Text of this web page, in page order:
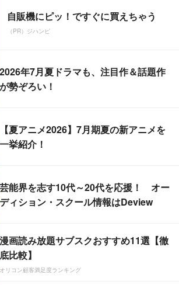
自販機にピッ！ですぐに買えちゃう
（PR）ジハンピ
2026年7月夏ドラマも、注目作＆話題作
が勢ぞろい！
【夏アニメ2026】7月期夏の新アニメを
一挙紹介！
芸能界を志す10代～20代を応援！ オー
ディション・スクール情報はDeview
漫画読み放題サブスクおすすめ11選【徹
底比較】
オリコン顧客満足度ランキング